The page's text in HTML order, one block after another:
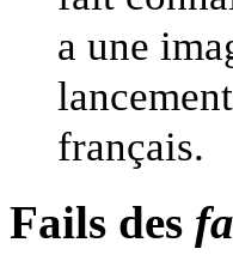
a une
français.
Fails des